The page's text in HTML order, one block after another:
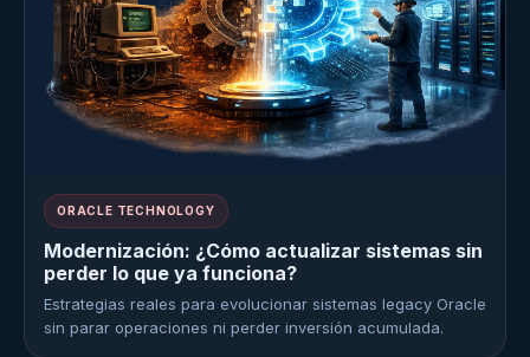
ORACLE TECHNOLOGY
Modernización: ¿Cómo actualizar sistemas sin
perder lo que ya funciona?
Estrategias reales para evolucionar sistemas legacy Oracle
sin parar operaciones ni perder inversión acumulada.